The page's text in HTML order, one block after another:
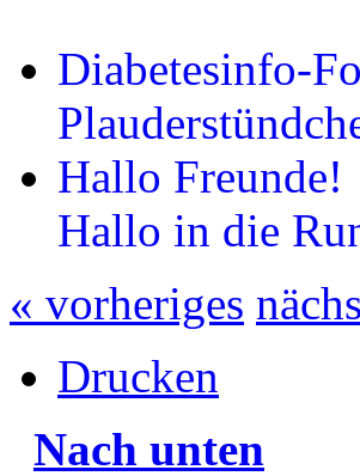
Diabetesinfo-
Hallo Freunde!
Hallo in die
« vorheriges
Drucken
Nach unten